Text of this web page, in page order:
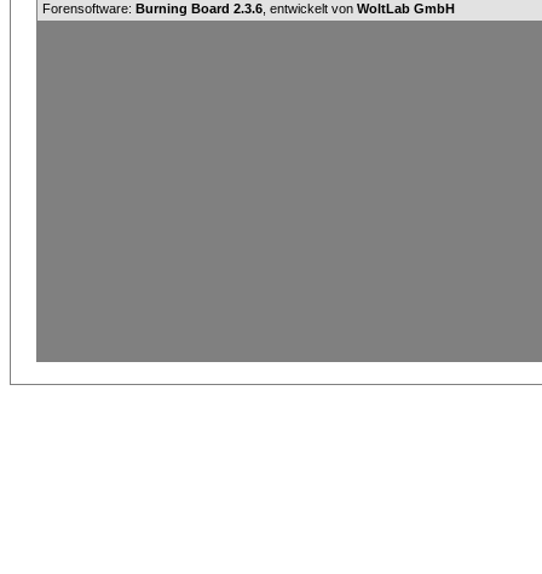
Forensoftware: Burning Board 2.3.6 , entwickelt von WoltLab GmbH